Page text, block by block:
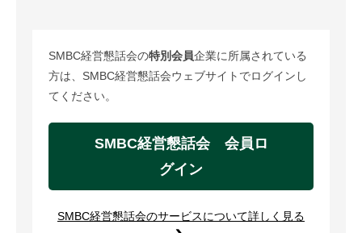
SMBC経営懇話会の特別会員企業に所属されている
方は、SMBC経営懇話会ウェブサイトでログインし
てください。
SMBC経営懇話会 会員ロ
グイン
SMBC経営懇話会のサービスについて詳しく見る